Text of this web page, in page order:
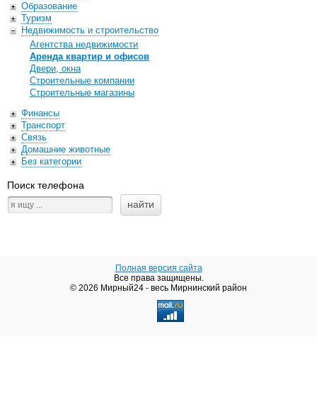
Образование
Туризм
Недвижимость и строительство
Агентства недвижимости
Аренда квартир и офисов
Двери, окна
Строительные компании
Строительные магазины
Финансы
Транспорт
Связь
Домашние животные
Без категории
Поиск телефона
Полная версия сайта
Все права защищены.
© 2026 Мирный24 - весь Мирнинский район